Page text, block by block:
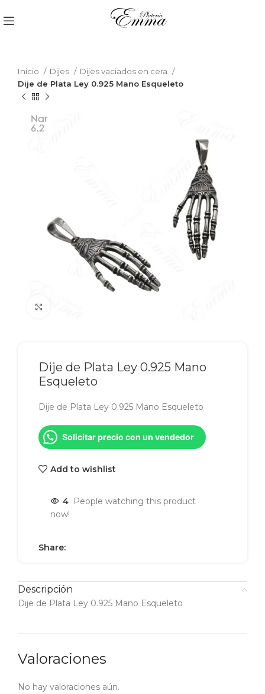
Inicio Dijes
Dijes vaciados en cera
Dije de Plata Ley 0.925 Mano Esqueleto
Dije de Plata Ley 0.925 Mano
Esqueleto
Dije de Plata Ley 0.925 Mano Esqueleto
Solicitar precio con un vendedor
Add to wishlist
4
People watching this product
now!
Share:
Descripción
Dije de Plata Ley 0.925 Mano Esqueleto
Valoraciones
No hay valoraciones aún.